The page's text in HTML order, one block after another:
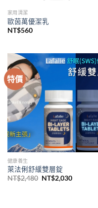
家用清潔
歐茵萬優潔乳
NT$560
特價
健康養生
萊法俐舒緩雙層錠
NT$2,480 NT$2,030